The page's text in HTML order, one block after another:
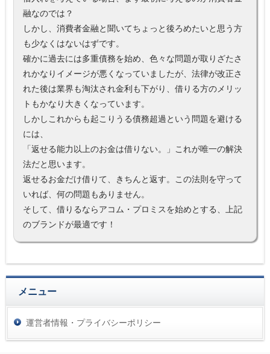
融なのでは？
しかし、消費者金融と聞いてちょっと後ろめたいと思う方
も少なくはないはずです。
確かに過去には多重債務を始め、色々な問題が取りざたさ
れかなりイメージが悪くなっていましたが、法律が改正さ
れた後は業界も淘汰され金利も下がり、借りる方のメリッ
トもかなり大きくなっています。
しかしこれからも起こりうる債務超過という問題を避ける
には、
「返せる能力以上のお金は借りない。」これが唯一の解決
法だと思います。
返せるお金だけ借りて、きちんと返す。この法則を守って
いれば、何の問題もありません。
そして、借りるならアコム・プロミスを始めとする、上記
のブランドが最適です！
メニュー
運営者情報・プライバシーポリシー